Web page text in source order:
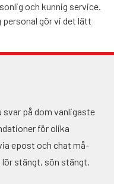
och kunnig service.
personal gör vi det lätt
på dom vanligaste
för olika
epost och chat må-
lör stängt, sön stängt.